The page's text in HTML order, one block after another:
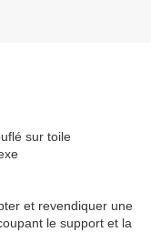
sur toile
et revendiquer une
le support et la